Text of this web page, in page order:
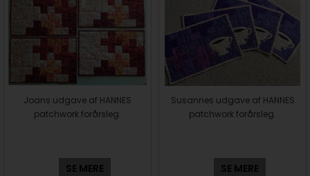
Joans udgave af HANNES
patchwork forårsleg.
SE MERE
Susannes udgave af HANNES
patchwork forårsleg.
SE MERE